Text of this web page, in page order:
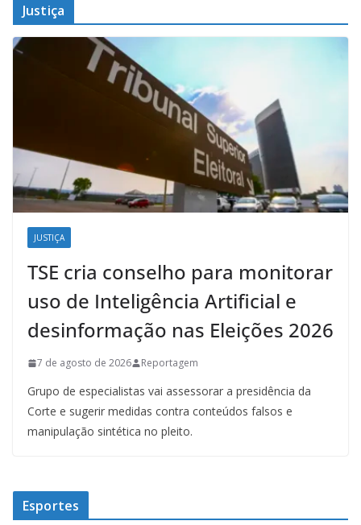
Justiça
JUSTIÇA
TSE cria conselho para monitorar
uso de Inteligência Artificial e
desinformação nas Eleições 2026
7 de agosto de 2026 Reportagem
Grupo de especialistas vai assessorar a presidência da
Corte e sugerir medidas contra conteúdos falsos e
manipulação sintética no pleito.
Esportes